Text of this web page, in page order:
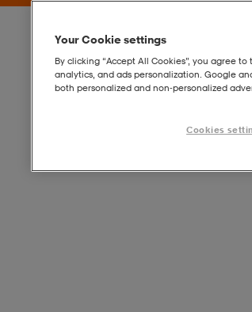
Your Cookie settings
By clicking “Accept All Cookies”, you agree
analytics, and ads personalization. Google
both personalized and non‑personalized
Cookies